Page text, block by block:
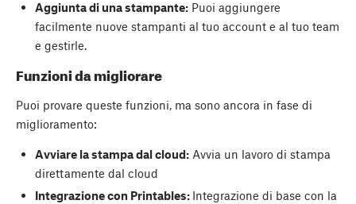
Aggiunta di una stampante:Puoi aggiungere
facilmente nuove stampanti al tuo account e al tuo team
e gestirle.
Funzioni da migliorare
Puoi provare queste funzioni, ma sono ancora in fase di
miglioramento:
Avviare la stampa dal cloud:Avvia un lavoro di stampa
direttamente dal cloud
Integrazione con Printables: Integrazione di base con la